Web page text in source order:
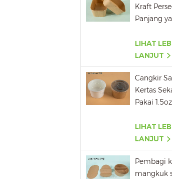
Kraft
Panjang
Ulang
LIHAT
LANJUT
Cangkir
Kertas
Pakai
LIHAT
LANJUT
Pembagi
mangkuk